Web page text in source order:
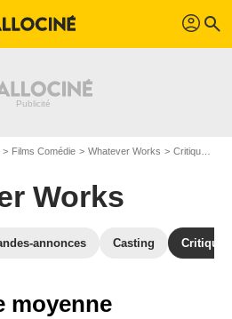
profil search
Films Comédie Whatever Works Critiques Whatever Works
Works
annonces Casting
moyenne